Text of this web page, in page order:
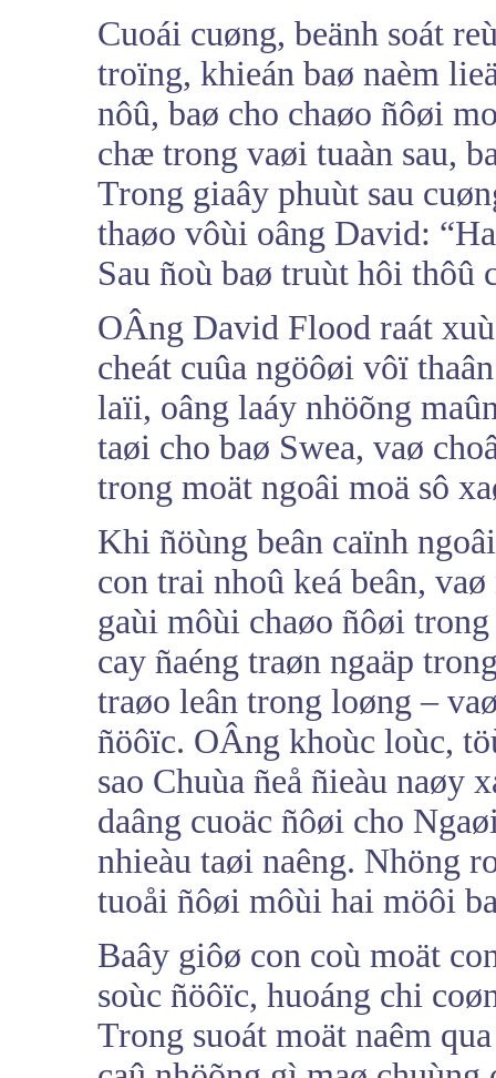
Cuoái cuøng, beänh soát
troïng, khieán baø naèm
nôû, baø cho chaøo ñôøi
chæ trong vaøi tuaàn sau,
Trong giaây phuùt sau
thaøo vôùi oâng David:
Sau ñoù baø truùt hôi thôû
OÂng David Flood raát
cheát cuûa ngöôøi vôï
laïi, oâng laáy nhöõng
taøi cho baø Swea, vaø
trong moät ngoâi moä sô
Khi ñöùng beân caïnh
con trai nhoû keá beân,
gaùi môùi chaøo ñôøi
cay ñaéng traøn ngaäp
traøo leân trong loøng –
ñöôïc. OÂng khoùc loùc,
sao Chuùa ñeå ñieàu naøy
daâng cuoäc ñôøi cho
nhieàu taøi naêng. Nhöng
tuoåi ñôøi môùi hai möôi
Baây giôø con coù moät
soùc ñöôïc, huoáng chi
Trong suoát moät naêm